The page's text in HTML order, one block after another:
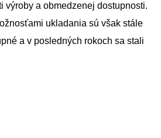
výroby a obmedzenej dostupnosti.
ukladania sú však stále
a v posledných rokoch sa stali